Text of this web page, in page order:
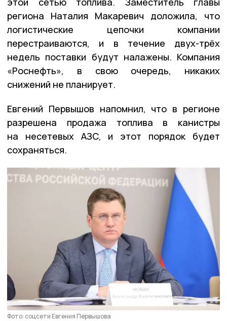
региона Наталия Макаревич доложила, что
логистические цепочки компании
перестраиваются, и в течение двух-трёх
недель поставки будут налажены. Компания
«Роснефть», в свою очередь, никаких
снижений не планирует.
Евгений Первышов напомнил, что в регионе
разрешена продажа топлива в канистры
на несетевых АЗС, и этот порядок будет
сохраняться.
Фото: соцсети Евгения Первышова